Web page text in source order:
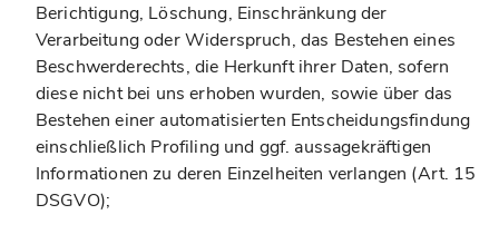
Berichtigung, Löschung, Einschränkung der
Verarbeitung oder Widerspruch, das Bestehen eines
Beschwerderechts, die Herkunft ihrer Daten, sofern
diese nicht bei uns erhoben wurden, sowie über das
Bestehen einer automatisierten Entscheidungsfindung
einschließlich Profiling und ggf. aussagekräftigen
Informationen zu deren Einzelheiten verlangen (Art. 15
DSGVO);